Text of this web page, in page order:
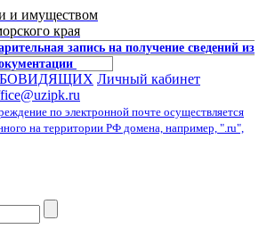
и имуществом
края
запись на получение сведений из
Личный кабинет
по электронной почте осуществляется
на территории РФ домена, например, ".ru",